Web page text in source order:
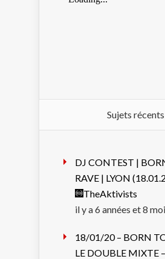
Sujets récents
DJ CONTEST |
RAVE | LYON
TheAktivists
il y a 6 années et 8
18/01/20 – BORN
LE DOUBLE MIXTE